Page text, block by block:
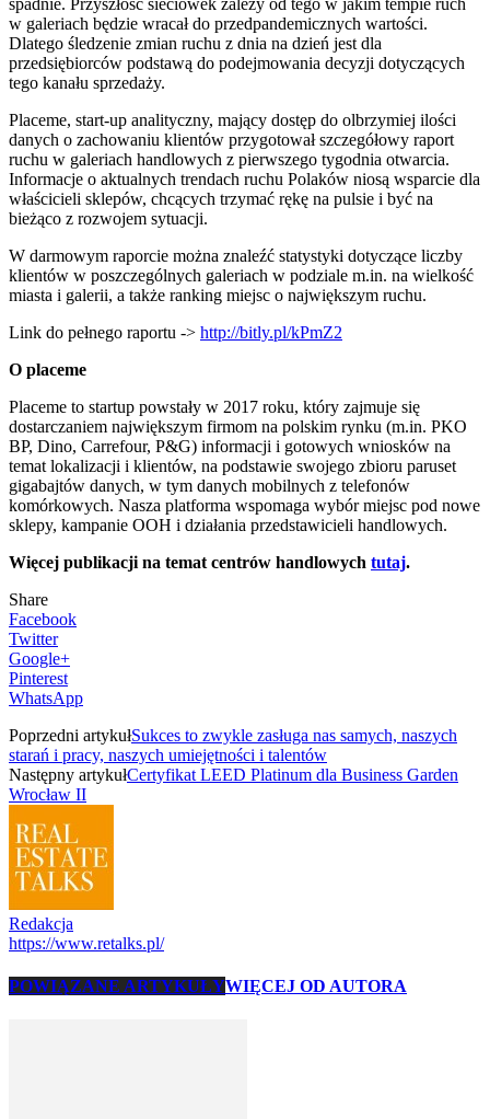
w galeriach będzie wracał do przedpandemicznych wartości.
Dlatego śledzenie zmian ruchu z dnia na dzień jest dla
przedsiębiorców podstawą do podejmowania decyzji dotyczących
tego kanału sprzedaży.
Placeme, start-up analityczny, mający dostęp do olbrzymiej ilości
danych o zachowaniu klientów przygotował szczegółowy raport
ruchu w galeriach handlowych z pierwszego tygodnia otwarcia.
Informacje o aktualnych trendach ruchu Polaków niosą wsparcie dla
właścicieli sklepów, chcących trzymać rękę na pulsie i być na
bieżąco z rozwojem sytuacji.
W darmowym raporcie można znaleźć statystyki dotyczące liczby
klientów w poszczególnych galeriach w podziale m.in. na wielkość
miasta i galerii, a także ranking miejsc o największym ruchu.
Link do pełnego raportu -> http://bitly.pl/kPmZ2
O placeme
Placeme to startup powstały w 2017 roku, który zajmuje się
dostarczaniem największym firmom na polskim rynku (m.in. PKO
BP, Dino, Carrefour, P&G) informacji i gotowych wniosków na
temat lokalizacji i klientów, na podstawie swojego zbioru paruset
gigabajtów danych, w tym danych mobilnych z telefonów
komórkowych. Nasza platforma wspomaga wybór miejsc pod nowe
sklepy, kampanie OOH i działania przedstawicieli handlowych.
Więcej publikacji na temat centrów handlowych tutaj.
Share
Facebook
Twitter
Google+
Pinterest
WhatsApp
Poprzedni artykułSukces to zwykle zasługa nas samych, naszych
starań i pracy, naszych umiejętności i talentów
Następny artykułCertyfikat LEED Platinum dla Business Garden
Wrocław II
Redakcja
https://www.retalks.pl/
POWIĄZANE ARTYKUŁYWIĘCEJ OD AUTORA